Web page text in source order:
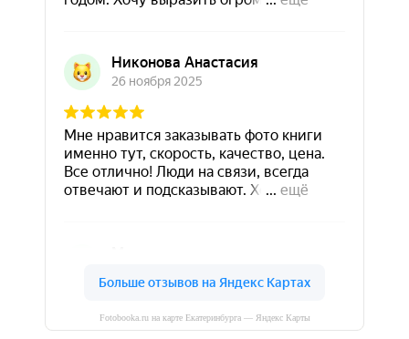
Fotobooka.ru на карте Екатеринбурга — Яндекс Карты